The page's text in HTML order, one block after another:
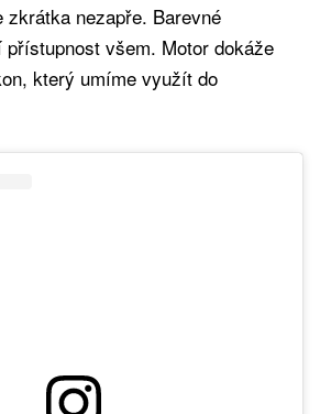
zkrátka nezapře. Barevné
všem. Motor dokáže
který umíme využít do